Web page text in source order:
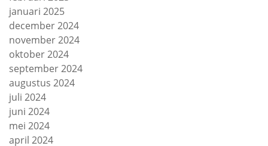
januari 2025
december 2024
november 2024
oktober 2024
september 2024
augustus 2024
juli 2024
juni 2024
mei 2024
april 2024